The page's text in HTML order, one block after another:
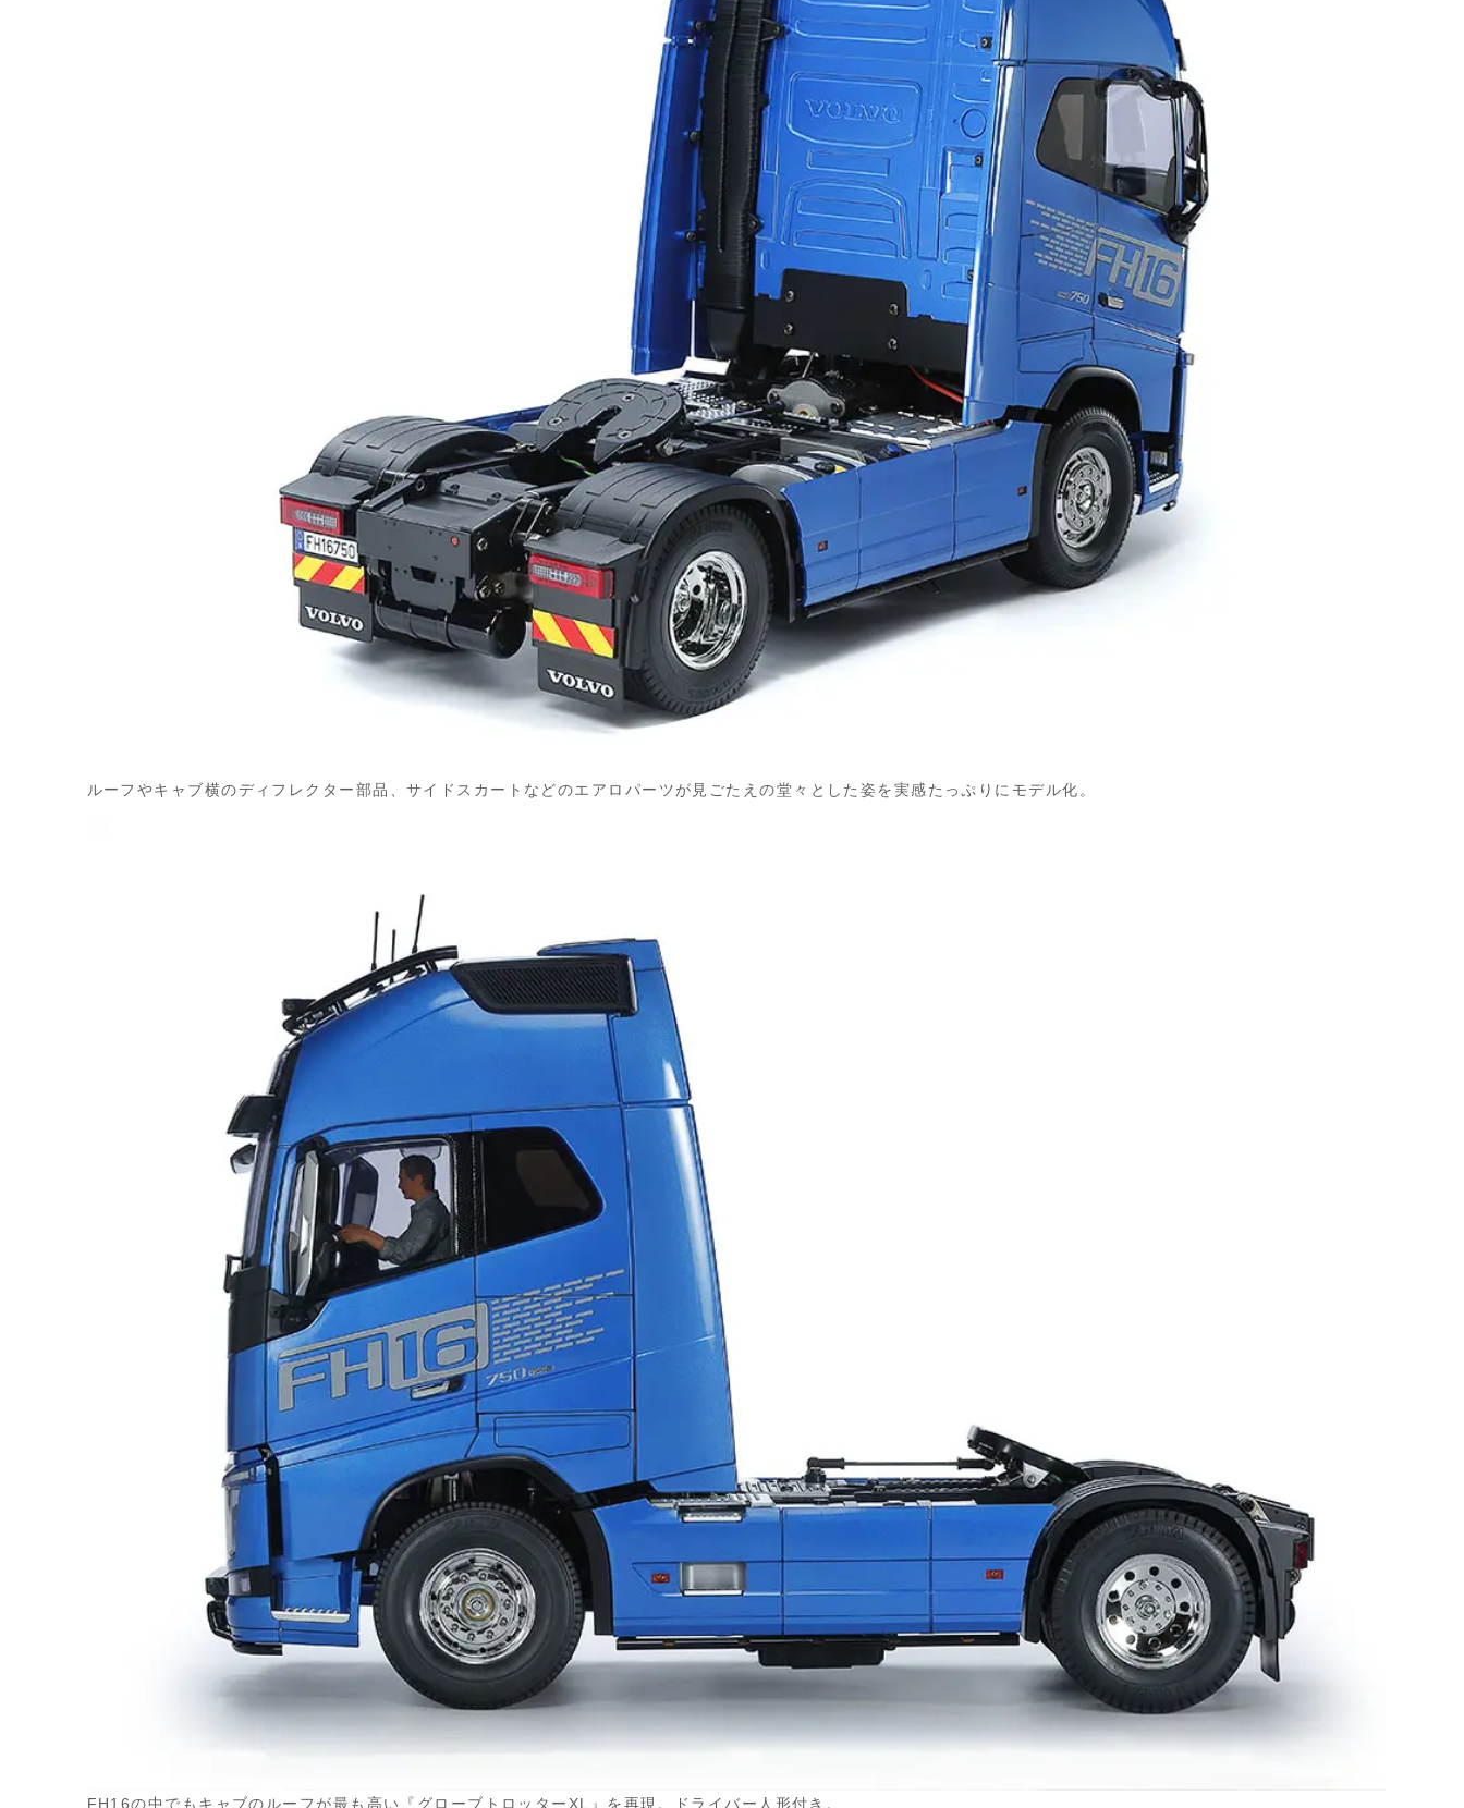
ルーフやキャブ横のディフレクター部品、サイドスカートなどのエアロパーツが見ごたえの堂々とした姿を実感たっぷりにモデル化。
FH16の中でもキャブのルーフが最も高い『グローブトロッターXL』を再現。ドライバー人形付き。